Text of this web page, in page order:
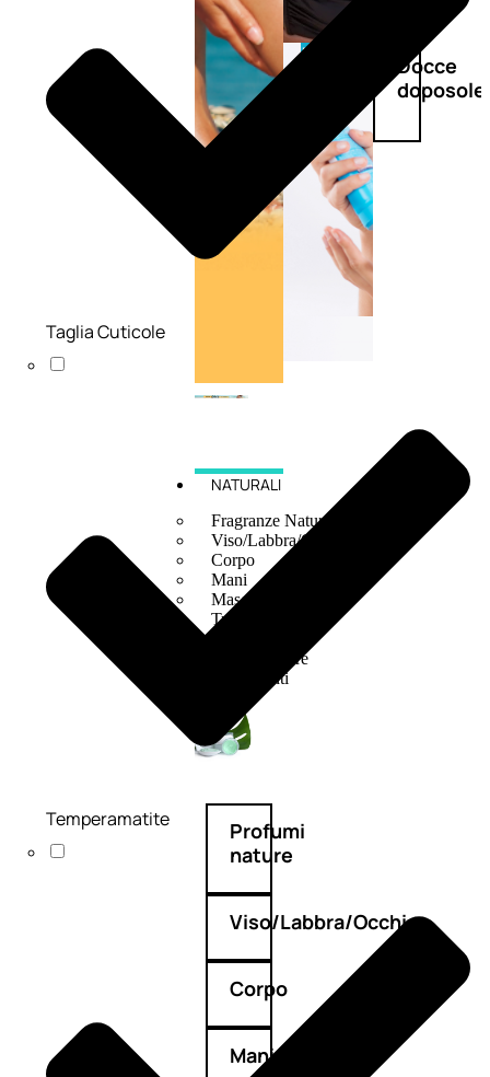
Doposole
Docce
doposole
NATURALI
Fragranze Nature
Viso/Labbra/Occhi Nature
Corpo
Mani
Maschera Nature
Trattamenti Viso
Bagno Nature
Deodoranti
Profumi
nature
Viso/Labbra/Occhi
Corpo
Mani
Taglia Cuticole
Temperamatite